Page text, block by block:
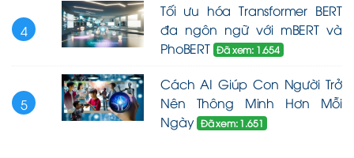
4
Tối ưu hóa Transformer BERT
đa ngôn ngữ với mBERT và
PhoBERT Đã xem: 1.654
5
Cách AI Giúp Con Người Trở
Nên Thông Minh Hơn Mỗi
Ngày Đã xem: 1.651